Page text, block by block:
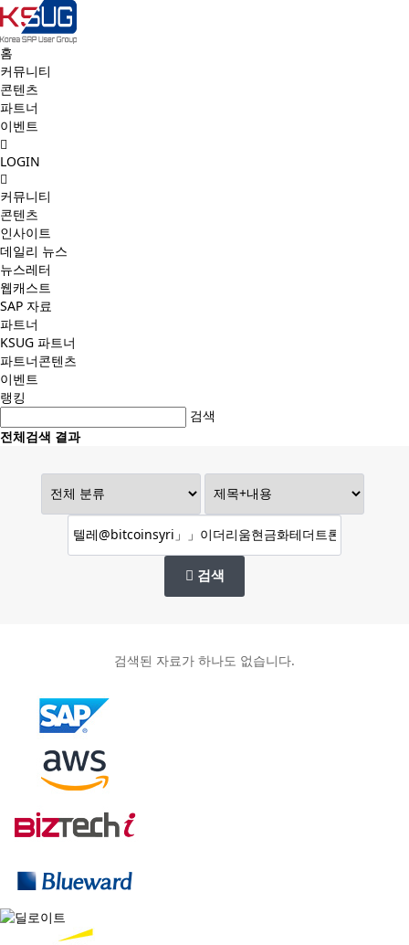
홈
커뮤니티
콘텐츠
파트너
이벤트
LOGIN
커뮤니티
콘텐츠
인사이트
데일리 뉴스
뉴스레터
웹캐스트
SAP 자료
파트너
KSUG 파트너
파트너콘텐츠
이벤트
랭킹
검색
전체검색 결과
검색
검색된 자료가 하나도 없습니다.